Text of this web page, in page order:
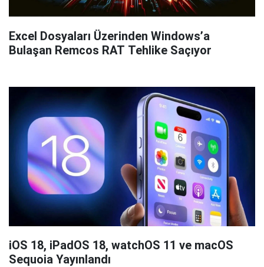
Excel Dosyaları Üzerinden Windows’a
Bulaşan Remcos RAT Tehlike Saçıyor
iOS 18, iPadOS 18, watchOS 11 ve macOS
Sequoia Yayınlandı